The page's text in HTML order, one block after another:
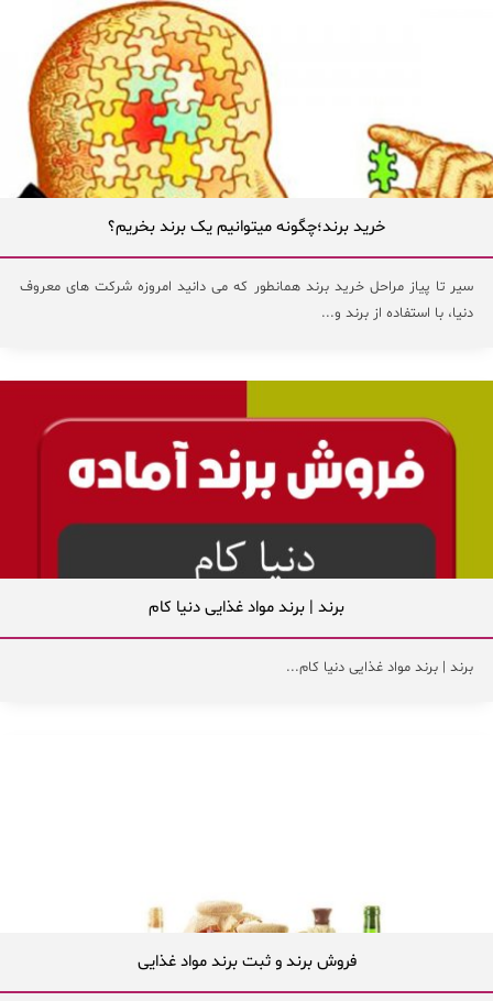
خرید برند؛چگونه میتوانیم یک برند بخریم؟
سیر تا پیاز مراحل خرید برند همانطور که می دانید امروزه شرکت های معروف
دنیا، با استفاده از برند و...
برند | برند مواد غذایی دنیا کام
برند | برند مواد غذایی دنیا کام...
فروش برند و ثبت برند مواد غذایی